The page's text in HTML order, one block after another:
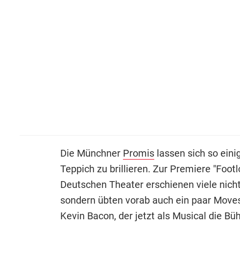
Die Münchner Promislassen sich so
Teppich zu brillieren. Zur Premiere
Deutschen Theater erschienen viele
sondern übten vorab auch ein paar
Kevin Bacon, der jetzt als Musical die